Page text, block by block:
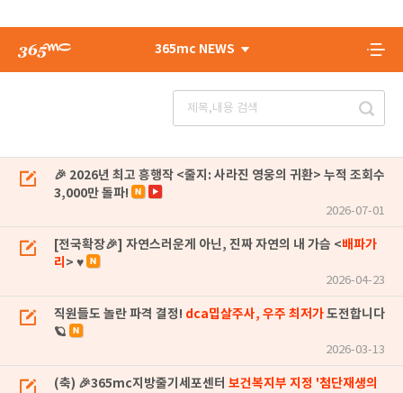
365mc NEWS
🎉 2026년 최고 흥행작 <줄지: 사라진 영웅의 귀환> 누적 조회수
3,000만 돌파!
2026-07-01
[전국확장🎉] 자연스러운게 아닌, 진짜 자연의 내 가슴 <배파가
리 > ♥
2026-04-23
직원들도 놀란 파격 결정! dca밉살주사, 우주 최저가도전합니다
🪐
2026-03-13
(축) 🎉365mc지방줄기세포센터 보건복지부 지정 '첨단재생의